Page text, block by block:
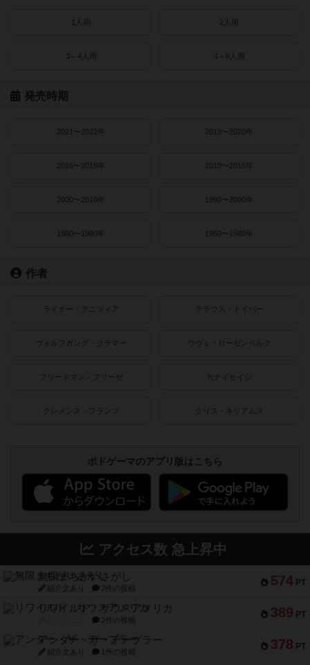
1人用 2人用
3～4人用 4～8人用
発売時期
2021〜2022年 2019〜2020年
2016〜2018年 2010〜2015年
2000〜2010年 1990〜2000年
1980〜1990年 1950〜1980年
作者
ライナー・クニツィア クラウス・トイバー
ヴォルフガング・クラマー ウヴェ・ローゼンベルク
フリードマン・フリーゼ カナイセイジ
クレメンス・フランツ クリス・キリアムス
ボドゲーマのアプリ版はこちら
アクセス数 急上昇中
574 PT
無限まちがいさがし
紹介文あり 2件の投稿
389 PT
リワイルド：サウスアメリカ
2件の投稿
378 PT
アンダー・ザ・テーブラー
紹介文あり 1件の投稿